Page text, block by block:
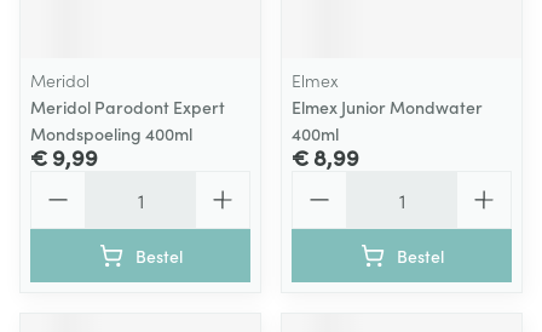
Meridol
Meridol Parodont Expert
Mondspoeling 400ml
€ 9,99
Bestel
Elmex
Elmex Junior Mondwater
400ml
€ 8,99
Bestel